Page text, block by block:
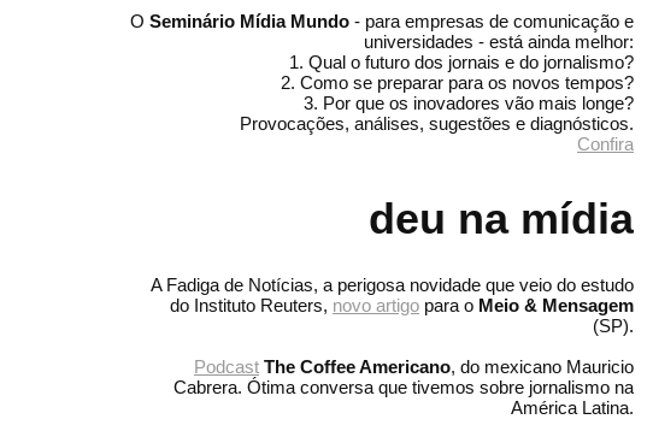
O Seminário Mídia Mundo - para empresas de comunicação e
universidades - está ainda melhor:
1. Qual o futuro dos jornais e do jornalismo?
2. Como se preparar para os novos tempos?
3. Por que os inovadores vão mais longe?
Provocações, análises, sugestões e diagnósticos.
Confira
deu na mídia
A Fadiga de Notícias, a perigosa novidade que veio do estudo
do Instituto Reuters, novo artigo para o Meio & Mensagem
(SP).
Podcast The Coffee Americano, do mexicano Mauricio
Cabrera. Ótima conversa que tivemos sobre jornalismo na
América Latina.